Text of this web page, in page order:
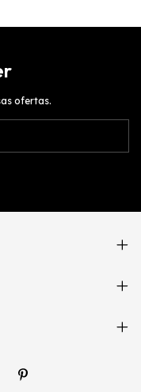
ofertas.